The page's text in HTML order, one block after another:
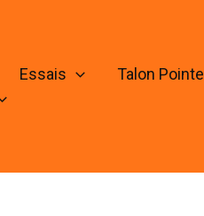
Essais Talon Pointe